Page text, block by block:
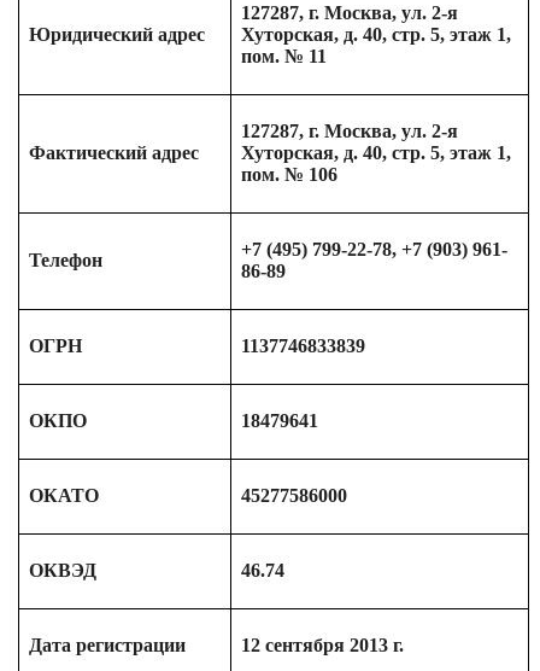
Юридический адрес
127287, г. Москва, ул. 2-я
Хуторская, д. 40, стр. 5, этаж 1,
пом. № 11
Фактический адрес
127287, г. Москва, ул. 2-я
Хуторская, д. 40, стр. 5, этаж 1,
пом. № 106
Телефон
+7 (495) 799-22-78, +7 (903) 961-
86-89
ОГРН 1137746833839
ОКПО 18479641
ОКАТО 45277586000
ОКВЭД 46.74
Дата регистрации 12 сентября 2013 г.